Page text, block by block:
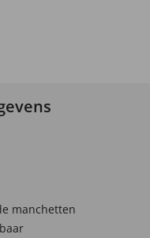
manchetten